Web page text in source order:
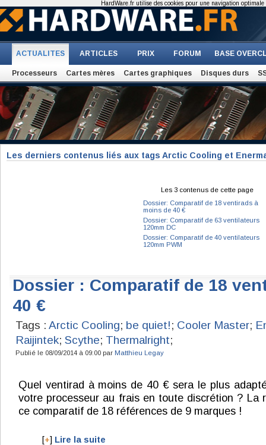
ACTUALITES ARTICLES PRIX FORUM BASE
Processeurs Cartes mères Cartes graphiques Disques durs
Les derniers contenus liés aux tags Arctic Cooling et
Les 3 contenus de cette page
Dossier: Comparatif de 18 ventirads à
moins de 40 €
Dossier: Comparatif de 63 ventilateurs
120mm DC
Dossier: Comparatif de 40 ventilateurs
120mm PWM
Dossier : Comparatif de 18
40 €
Tags : Arctic Cooling; be quiet!; Cooler Master;
Raijintek; Scythe; Thermalright;
Publié le 08/09/2014 à 09:00 par Matthieu Legay
Quel ventirad à moins de 40 € sera le plus
votre processeur au frais en toute discrétion ? La
ce comparatif de 18 références de 9 marques !
[+] Lire la suite
HardWare.fr utilise des cookies pour une navigation